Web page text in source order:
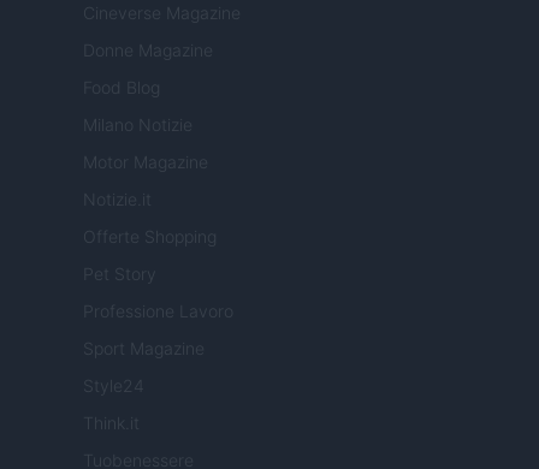
Cineverse Magazine
Donne Magazine
Food Blog
Milano Notizie
Motor Magazine
Notizie.it
Offerte Shopping
Pet Story
Professione Lavoro
Sport Magazine
Style24
Tuobenessere